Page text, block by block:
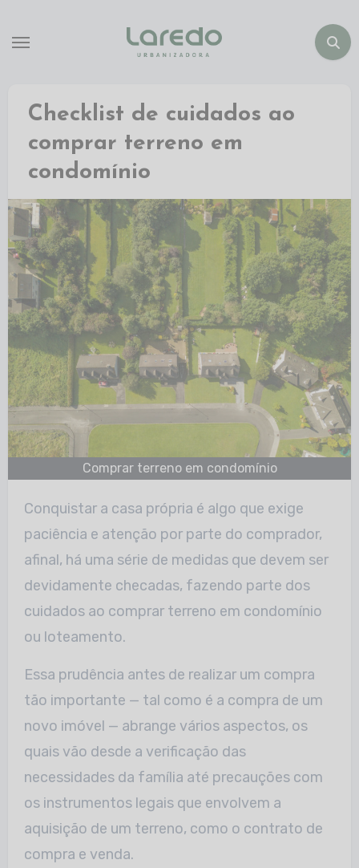
Checklist de cuidados ao
comprar terreno em
condomínio
Comprar terreno em condomínio
Conquistar a casa própria é algo que exige
paciência e atenção por parte do comprador,
afinal, há uma série de medidas que devem ser
devidamente checadas, fazendo parte dos
cuidados ao comprar terreno em condomínio
ou loteamento.
Essa prudência antes de realizar um compra
tão importante — tal como é a compra de um
novo imóvel — abrange vários aspectos, os
quais vão desde a verificação das
necessidades da família até precauções com
os instrumentos legais que envolvem a
aquisição de um terreno, como o contrato de
compra e venda.